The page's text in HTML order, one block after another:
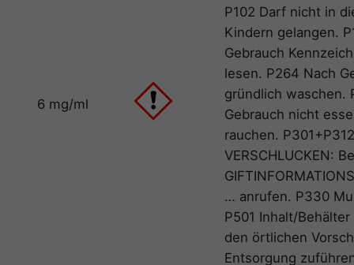
6 mg/ml
P102 Darf nicht in
Kindern gelangen.
Gebrauch
lesen. P264 Nach
gründlich waschen.
Gebrauch nicht
rauchen.
VERSCHLUCKEN:
… anrufen. P330
P501 Inhalt/
den örtlichen
Entsorgung